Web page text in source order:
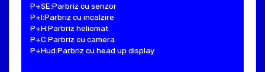
P+SE:Parbriz cu senzor
P+I:Parbriz cu incalzire
P+H:Parbriz heliomat
P+C:Parbriz cu camera
P+Hud:Parbriz cu head up display